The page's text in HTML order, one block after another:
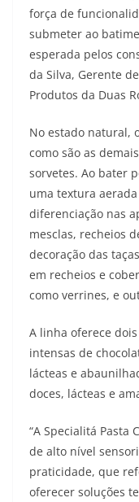
força de
submeter ao
esperada pelos
da Silva, Gerente
Produtos da Duas
No estado natural,
como são as
sorvetes. Ao bater
uma textura
diferenciação nas
mesclas, recheios
decoração das
em recheios e
como verrines, e
A linha oferece
intensas de
lácteas e
doces, lácteas e
“A Specialitá Pasta
de alto nível
praticidade, que
oferecer soluções